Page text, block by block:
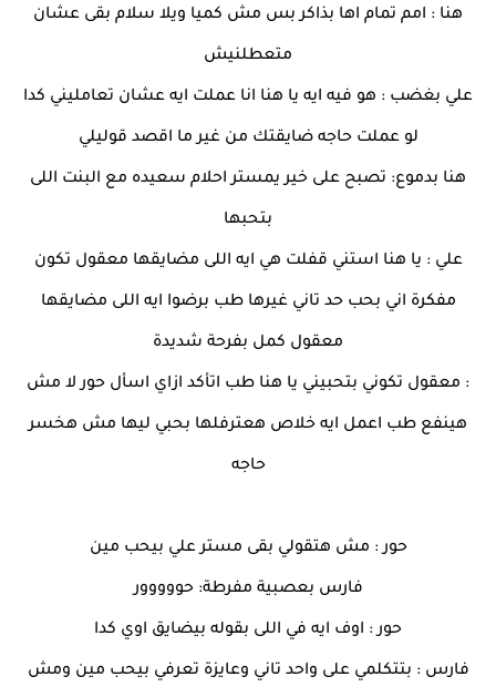
هنا : امم تمام اها بذاكر بس مش كميا ويلا سلام بقى عشان
متعطلنيش
علي بغضب : هو فيه ايه يا هنا انا عملت ايه عشان تعامليني كدا
لو عملت حاجه ضايقتك من غير ما اقصد قوليلي
هنا بدموع: تصبح على خير يمستر احلام سعيده مع البنت اللى
بتحبها
علي : يا هنا استني قفلت هي ايه اللى مضايقها معقول تكون
مفكرة اني بحب حد تاني غيرها طب برضوا ايه اللى مضايقها
معقول كمل بفرحة شديدة
: معقول تكوني بتحبيني يا هنا طب اتأكد ازاي اسأل حور لا مش
هينفع طب اعمل ايه خلاص هعترفلها بحبي ليها مش هخسر
حاجه
حور : مش هتقولي بقى مستر علي بيحب مين
فارس بعصبية مفرطة: حووووور
حور : اوف ايه في اللى بقوله بيضايق اوي كدا
فارس : بتتكلمي على واحد تاني وعايزة تعرفي بيحب مين ومش